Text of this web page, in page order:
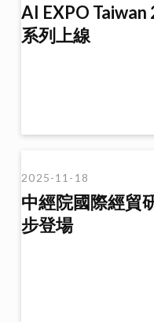
AI EXPO
系列上線
2025-11-18
中經院國際經貿
步登場